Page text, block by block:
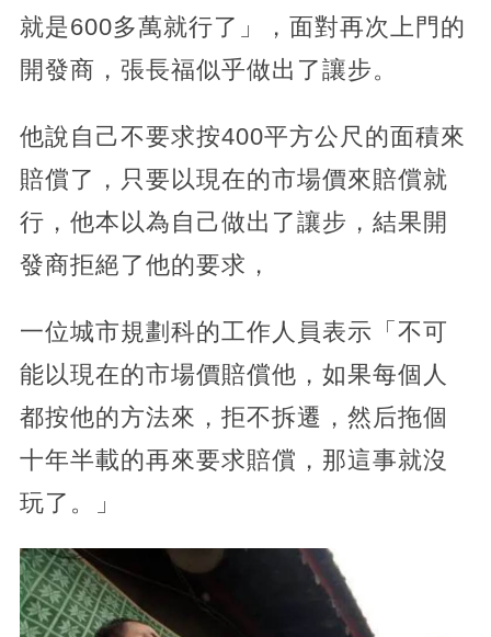
就是600多萬就行了」，面對再次上門的
開發商，張長福似乎做出了讓步。
他說自己不要求按400平方公尺的面積來
賠償了，只要以現在的市場價來賠償就
行，他本以為自己做出了讓步，結果開
發商拒絕了他的要求，
一位城市規劃科的工作人員表示「不可
能以現在的市場價賠償他，如果每個人
都按他的方法來，拒不拆遷，然后拖個
十年半載的再來要求賠償，那這事就沒
玩了。」